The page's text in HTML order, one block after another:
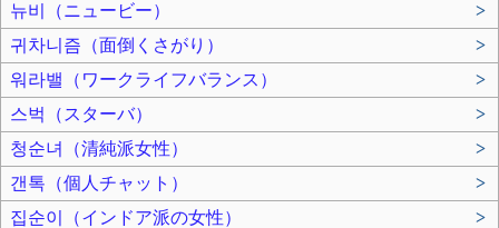
뉴비（ニュービー）
>
귀차니즘（面倒くさがり）
>
워라밸（ワークライフバランス）
>
스벅（スターバ）
>
청순녀（清純派女性）
>
갠톡（個人チャット）
>
집순이（インドア派の女性）
>